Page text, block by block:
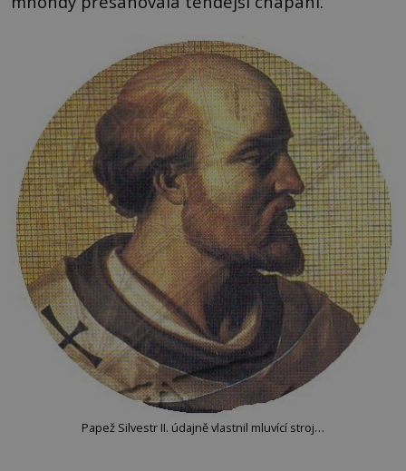
Papež Silvestr II. údajně vlastnil mluvící stroj…